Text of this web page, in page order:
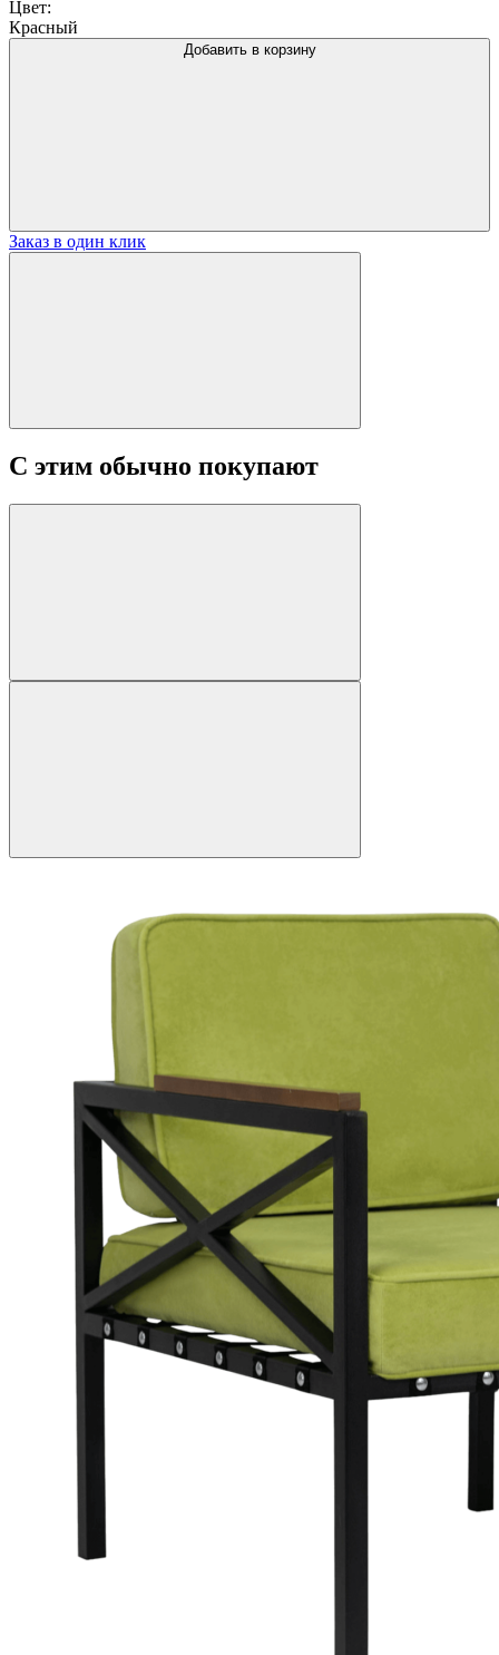
Цвет:
Красный
Добавить в корзину
Заказ в один клик
С этим обычно покупают